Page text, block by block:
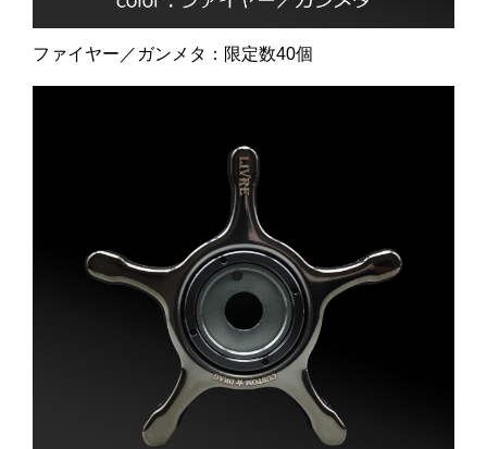
ファイヤー／ガンメタ：限定数40個